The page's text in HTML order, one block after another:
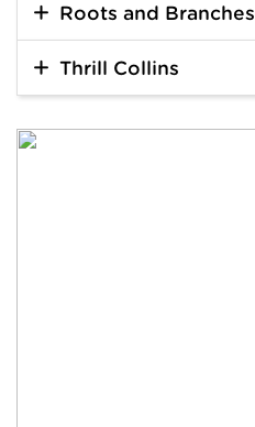
Roots and Branches
Thrill Collins